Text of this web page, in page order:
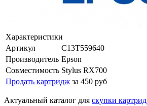
Характеристики
Артикул
C13T559640
Производитель Epson
Совместимость Stylus RX700
Продать картридж за 450 руб
Актуальный каталог для скупки